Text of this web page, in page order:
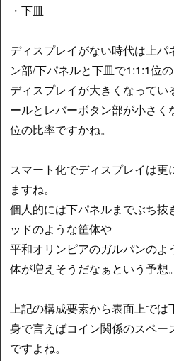
・下皿
ディスプレイがない時代は上パ
ン部/下パネルと下皿で1:1:1位
ディスプレイが大きくなってい
ールとレバーボタン部が小さく
位の比率ですかね。
スマート化でディスプレイは更
ますね。
個人的には下パネルまでぶち抜
ッドのような筐体や
平和オリンピアのガルパンの
体が増えそうだなぁという予想。
上記の構成要素から表面上では
身で言えばコイン関係のスペー
ですよね。